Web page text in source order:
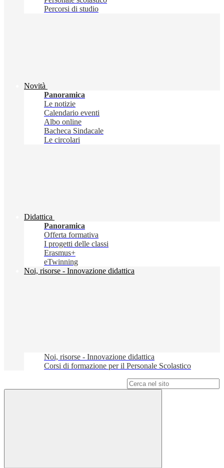
Percorsi di studio
Novità
Panoramica
Le notizie
Calendario eventi
Albo online
Bacheca Sindacale
Le circolari
Didattica
Panoramica
Offerta formativa
I progetti delle classi
Erasmus+
eTwinning
Noi, risorse - Innovazione didattica
Noi, risorse - Innovazione didattica
Corsi di formazione per il Personale Scolastico